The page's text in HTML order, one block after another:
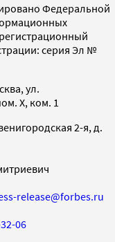
Федеральной
серия Эл №
ул.
X, ком. 1
2-я, д.
release@forbes.ru
06